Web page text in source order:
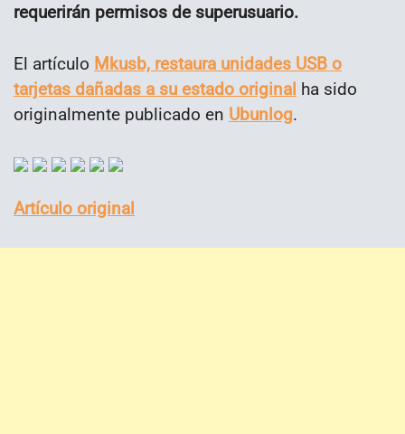
requerirán permisos de superusuario.
El artículo Mkusb, restaura unidades USB o
tarjetas dañadas a su estado original ha sido
originalmente publicado en Ubunlog.
Artículo original